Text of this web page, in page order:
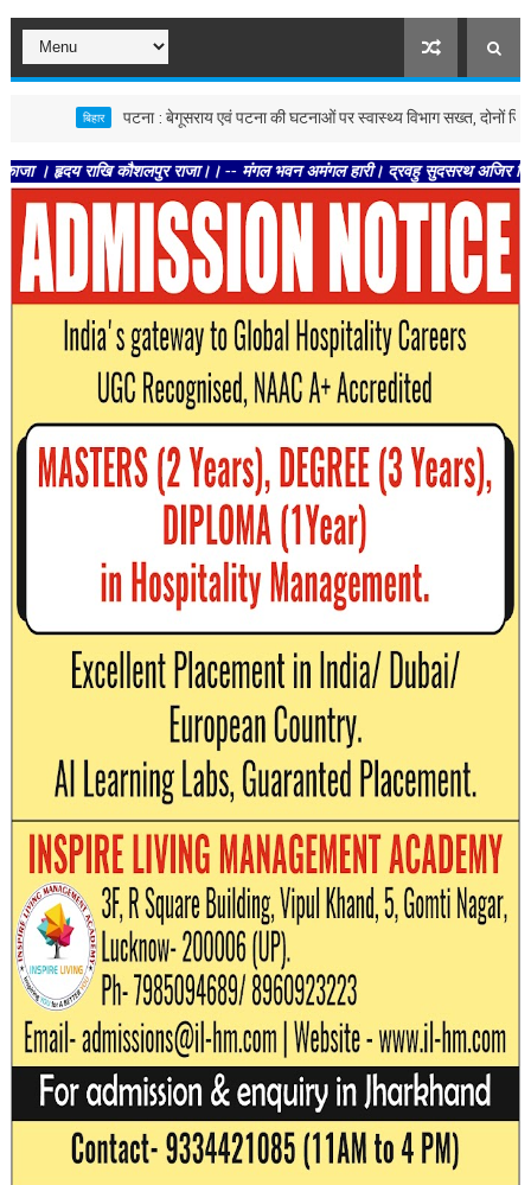
पटना : बेगूसराय एवं पटना की घटनाओं पर स्वास्थ्य विभाग सख्त, दोनों जिलों में जांच
राखि कौशलपुर राजा।। -- मंगल भवन अमंगल हारी। द्रवहु सुदसरथ अजिर बिहारी ।।